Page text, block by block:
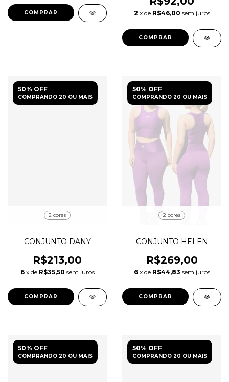
COMPRAR 2 x de R$46,00 sem juros
COMPRAR
50% OFF
COMPRANDO 20 OU MAIS
2 cores
CONJUNTO DANY
R$213,00
6 x de R$35,50 sem juros
COMPRAR
50% OFF
COMPRANDO 20 OU MAIS
2 cores
CONJUNTO HELEN
R$269,00
6 x de R$44,83 sem juros
COMPRAR
50% OFF
COMPRANDO 20 OU MAIS
50% OFF
COMPRANDO 20 OU MAIS